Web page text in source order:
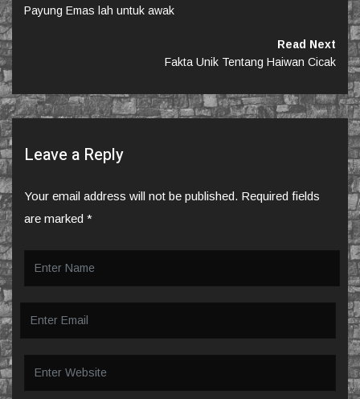
Payung Emas lah untuk awak
Read Next
Fakta Unik Tentang Haiwan Cicak
Leave a Reply
Your email address will not be published. Required fields
are marked *